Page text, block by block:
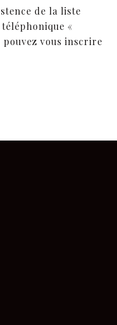
de la liste
«
pouvez vous inscrire